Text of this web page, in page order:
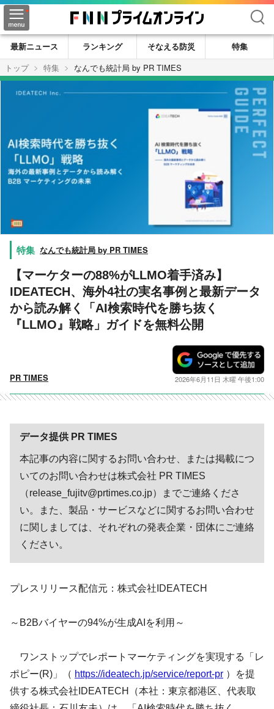
検索
最新ニュース ランキング そなえる防災
特集
トップ
特集 なんでも統計局 by PR TIMES
なんでも統計局 by PR TIMES
【マーケターの88%がLLMO着手済み】
IDEATECH、海外4社の実名事例と最新データ
から読み解く「AI検索時代を勝ち抜く
『LLMO』戦略」ガイドを無料公開
PR TIMES 2026年6月11日 木曜 午後1:00
データ提供 PR TIMES
本記事の内容に関するお問い合わせ、または掲載につ
いてのお問い合わせは株式会社 PR TIMES
（release_fujitv@prtimes.co.jp）までご連絡くださ
い。また、製品・サービスなどに関するお問い合わせ
に関しましては、それぞれの発表企業・団体にご連絡
ください。
プレスリリース配信元：株式会社IDEATECH
～B2Bバイヤーの94%が生成AIを利用～
ワンストップでレポートマーケティングを実現する「レ
ポピー(R)️」（ https://ideatech.jp/service/report-pr ）を提
供する株式会社IDEATECH（本社：東京都港区、代表取